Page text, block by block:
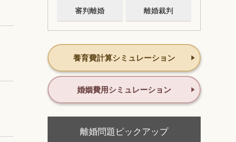
審判離婚 離婚裁判
養育費計算シミュレーション
婚姻費用シミュレーション
離婚問題ピックアップ